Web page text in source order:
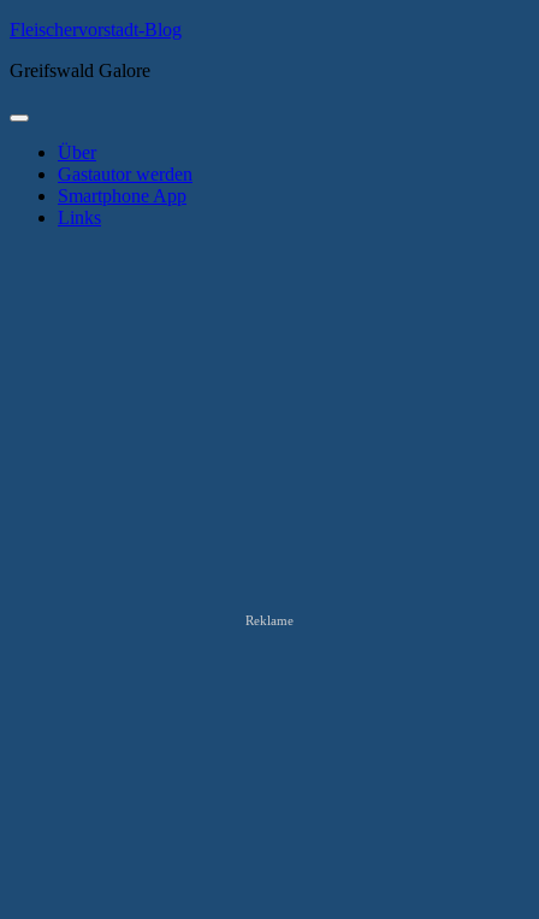
Zum
springen
Fleischervorstadt-Blog
Greifswald Galore
Primäres
Über
Gastautor werden
Smartphone App
Links
Reklame